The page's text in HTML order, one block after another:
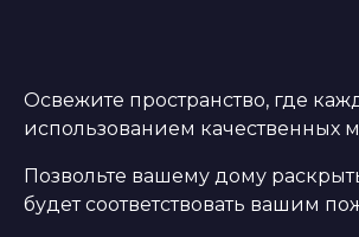
Освежите пространство, где
использованием качественных
Позвольте вашему дому
будет соответствовать вашим